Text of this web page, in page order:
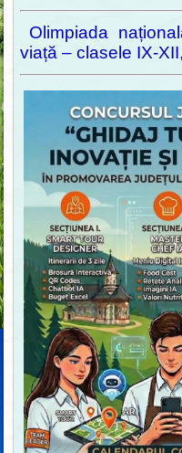
Olimpiada
viață – clasele IX-